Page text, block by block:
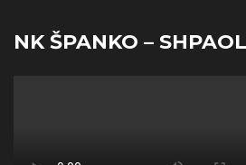
NK ŠPANKO –